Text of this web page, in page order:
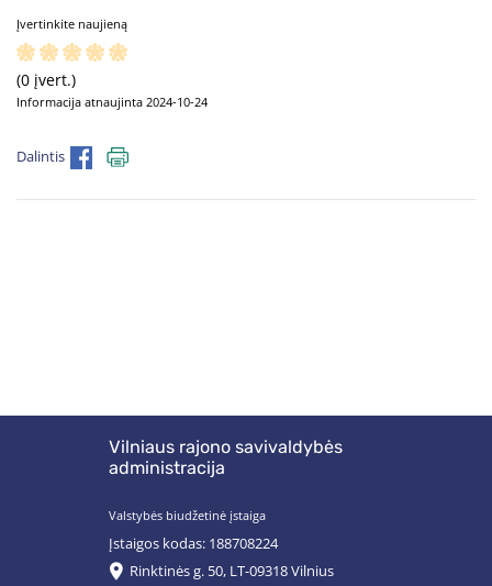
Įvertinkite naujieną
(0 įvert.)
Informacija atnaujinta 2024-10-24
Dalintis
Vilniaus rajono savivaldybės
administracija
Valstybės biudžetinė įstaiga
Įstaigos kodas: 188708224
Rinktinės g. 50, LT-09318 Vilnius